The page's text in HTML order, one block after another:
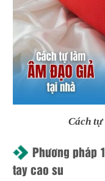
Cách tự
Phương pháp
tay cao su